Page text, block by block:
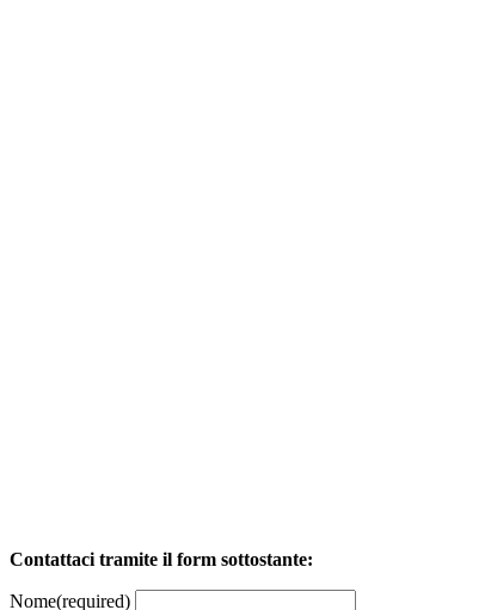
Contattaci tramite il form sottostante:
Nome(required)